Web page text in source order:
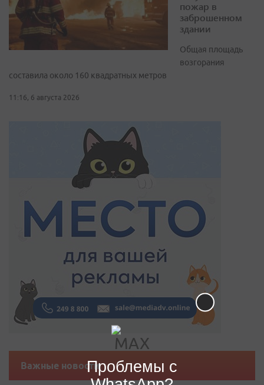
пожар в
заброшенном
здании
Общая площадь
возгорания
составила около 160 квадратных метров
11:16, 6 августа 2026
Важные новостиПроблемы с